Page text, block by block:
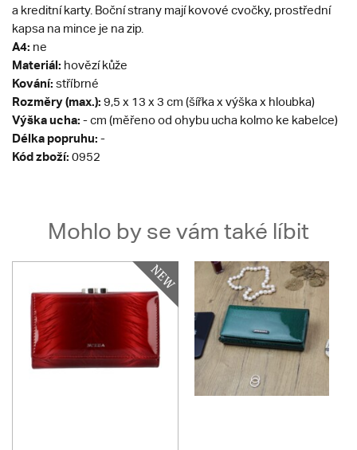
a kreditní karty. Boční strany mají kovové cvočky, prostřední
kapsa na mince je na zip.
A4: ne
Materiál: hovězí kůže
Kování: stříbrné
Rozměry (max.): 9,5 x 13 x 3 cm (šířka x výška x hloubka)
Výška ucha: - cm (měřeno od ohybu ucha kolmo ke kabelce)
Délka popruhu: -
Kód zboží: 0952
Mohlo by se vám také líbit